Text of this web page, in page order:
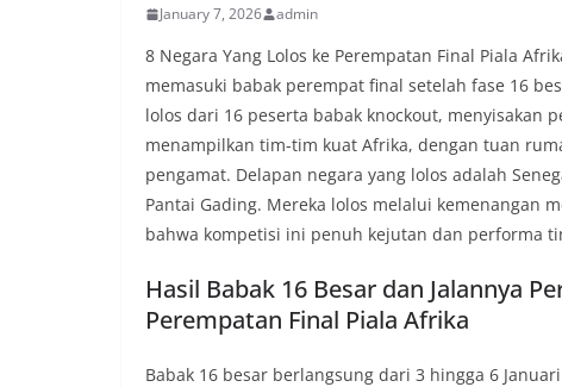
January 7, 2026 admin
8 Negara Yang Lolos ke Perempatan Final Piala
memasuki babak perempat final setelah fase 16
lolos dari 16 peserta babak knockout,
menampilkan tim-tim kuat Afrika, dengan tuan
pengamat. Delapan negara yang lolos adalah
Pantai Gading. Mereka lolos melalui kemenangan
bahwa kompetisi ini penuh kejutan dan performa
Hasil Babak 16 Besar dan Jalannya
Perempatan Final Piala Afrika
Babak 16 besar berlangsung dari 3 hingga 6